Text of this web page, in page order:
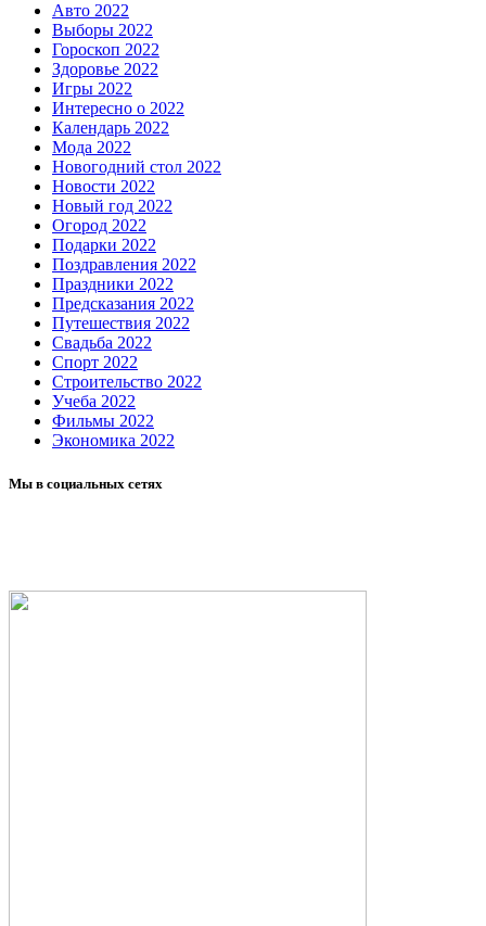
Авто 2022
Выборы 2022
Гороскоп 2022
Здоровье 2022
Игры 2022
Интересно о 2022
Календарь 2022
Мода 2022
Новогодний стол 2022
Новости 2022
Новый год 2022
Огород 2022
Подарки 2022
Поздравления 2022
Праздники 2022
Предсказания 2022
Путешествия 2022
Свадьба 2022
Спорт 2022
Строительство 2022
Учеба 2022
Фильмы 2022
Экономика 2022
Мы в социальных сетях